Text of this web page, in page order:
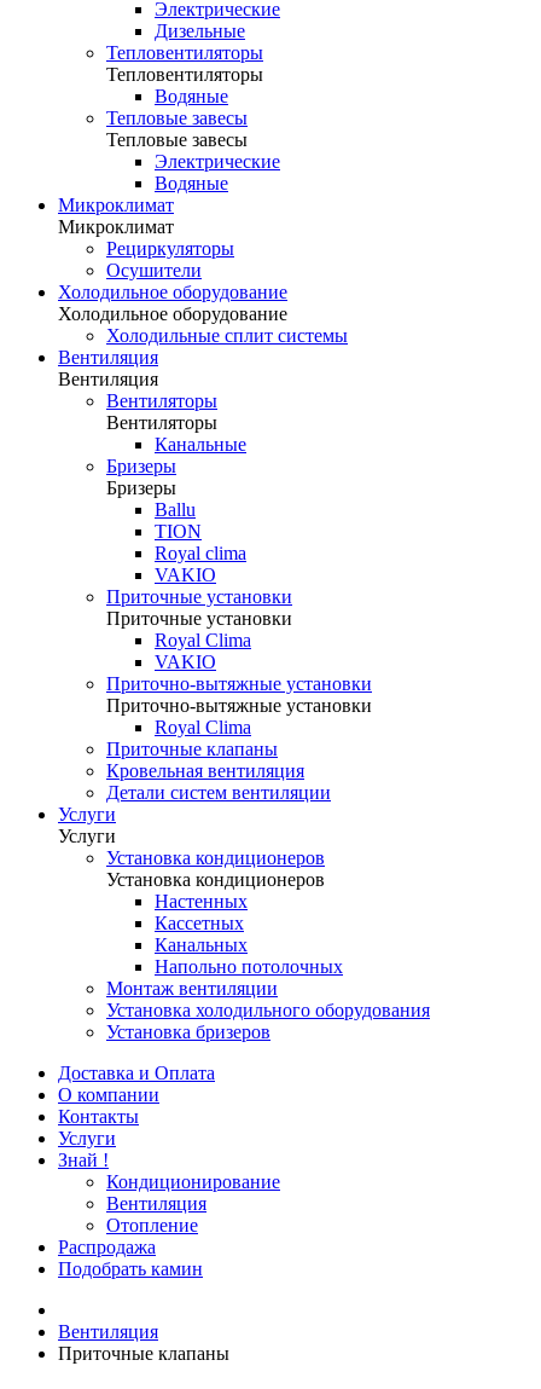
Электрические
Дизельные
Тепловентиляторы
Тепловентиляторы
Водяные
Тепловые завесы
Тепловые завесы
Электрические
Водяные
Микроклимат
Микроклимат
Рециркуляторы
Осушители
Холодильное оборудование
Холодильное оборудование
Холодильные сплит системы
Вентиляция
Вентиляция
Вентиляторы
Вентиляторы
Канальные
Бризеры
Бризеры
Ballu
TION
Royal clima
VAKIO
Приточные установки
Приточные установки
Royal Clima
VAKIO
Приточно-вытяжные установки
Приточно-вытяжные установки
Royal Clima
Приточные клапаны
Кровельная вентиляция
Детали систем вентиляции
Услуги
Услуги
Установка кондиционеров
Установка кондиционеров
Настенных
Кассетных
Канальных
Напольно потолочных
Монтаж вентиляции
Установка холодильного оборудования
Установка бризеров
Доставка и Оплата
О компании
Контакты
Услуги
Знай !
Кондиционирование
Вентиляция
Отопление
Распродажа
Подобрать камин
Вентиляция
Приточные клапаны